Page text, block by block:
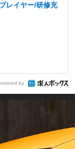
レイヤー/研修充
by